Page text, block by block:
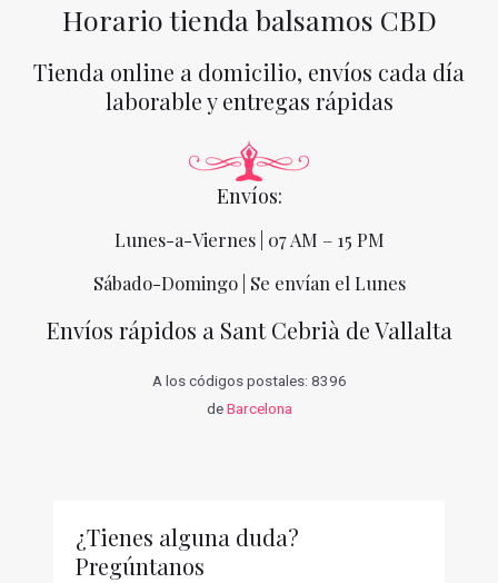
Horario tienda balsamos CBD
Tienda online a domicilio, envíos cada día
laborable y entregas rápidas
Envíos:
Lunes-a-Viernes | 07 AM – 15 PM
Sábado-Domingo | Se envían el Lunes
Envíos rápidos a Sant Cebrià de Vallalta
A los códigos postales: 8396
deBarcelona
¿Tienes alguna duda?
Pregúntanos